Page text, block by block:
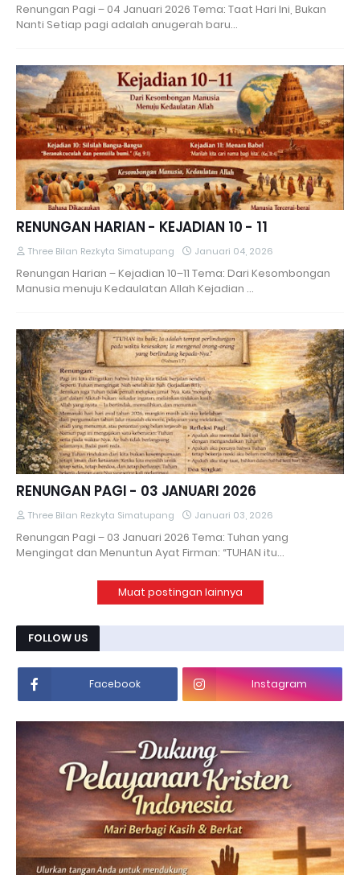
Renungan Pagi – 04 Januari 2026 Tema: Taat Hari Ini, Bukan
Nanti Setiap pagi adalah anugerah baru…
RENUNGAN HARIAN - KEJADIAN 10 - 11
Three Bilan Rezkyta Simatupang Januari 04, 2026
Renungan Harian – Kejadian 10–11 Tema: Dari Kesombongan
Manusia menuju Kedaulatan Allah Kejadian …
RENUNGAN PAGI - 03 JANUARI 2026
Three Bilan Rezkyta Simatupang Januari 03, 2026
Renungan Pagi – 03 Januari 2026 Tema: Tuhan yang
Mengingat dan Menuntun Ayat Firman: “TUHAN itu…
Muat postingan lainnya
FOLLOW US
Facebook Instagram